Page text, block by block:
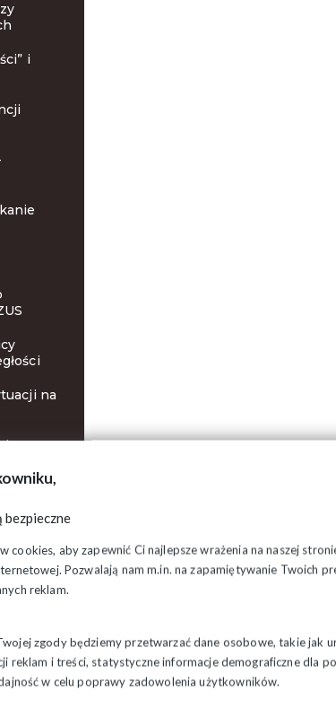
bezpieczne
cookies, aby zapewnić Ci najlepsze wrażenia na naszej
Pozwalają nam m.in. na zapamiętywanie Twoich
reklam.
zgody będziemy przetwarzać dane osobowe, takie jak
reklam i treści, statystyczne informacje demograficzne dla
w celu poprawy zadowolenia użytkowników.
i
na
- od